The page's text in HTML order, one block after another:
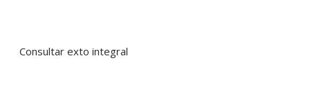
Consultar exto integral